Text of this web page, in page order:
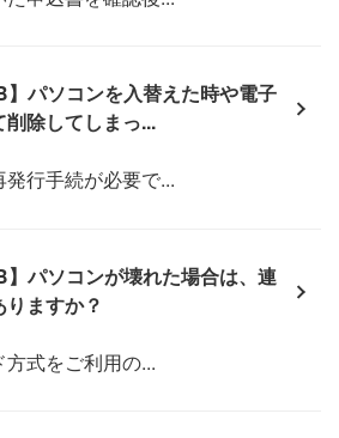
】パソコンを入替えた時や電子
除してしまっ...
行手続が必要で...
】パソコンが壊れた場合は、連
ますか？
式をご利用の...